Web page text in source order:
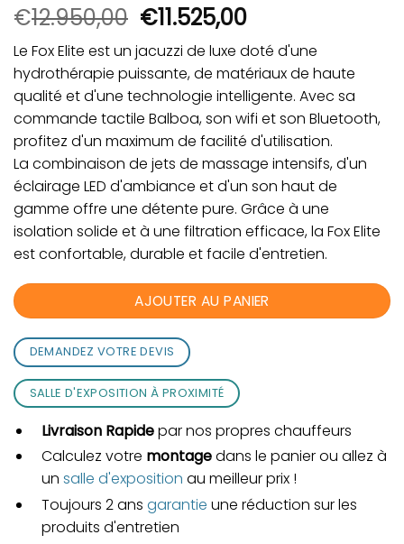
€12.950,00 Le
initial
était :
€12.950,00.
€11.525,00Le
prix
actuel
est :
€11.525,00.
Le Fox Elite est un jacuzzi de luxe doté d'une
hydrothérapie puissante, de matériaux de haute
qualité et d'une technologie intelligente. Avec sa
commande tactile Balboa, son wifi et son Bluetooth,
profitez d'un maximum de facilité d'utilisation.
La combinaison de jets de massage intensifs, d'un
éclairage LED d'ambiance et d'un son haut de
gamme offre une détente pure. Grâce à une
isolation solide et à une filtration efficace, la Fox Elite
est confortable, durable et facile d'entretien.
AJOUTER AU PANIER
DEMANDEZ VOTRE DEVIS
SALLE D'EXPOSITION À PROXIMITÉ
Livraison Rapidepar nos propres chauffeurs
Calculez votre montagedans le panier ou allez à
un salle d'exposition au meilleur prix !
Toujours 2 ans garantie une réduction sur les
produits d'entretien